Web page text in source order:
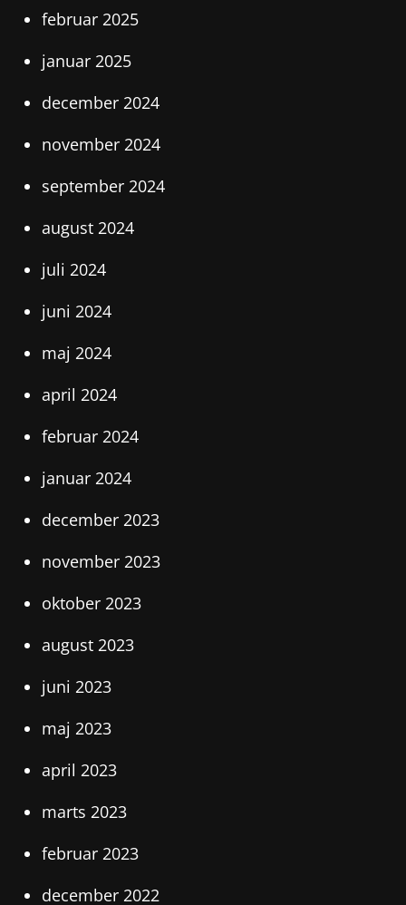
februar 2025
januar 2025
december 2024
november 2024
september 2024
august 2024
juli 2024
juni 2024
maj 2024
april 2024
februar 2024
januar 2024
december 2023
november 2023
oktober 2023
august 2023
juni 2023
maj 2023
april 2023
marts 2023
februar 2023
december 2022